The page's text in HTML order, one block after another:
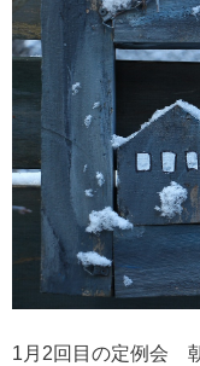
1月2回目の定例会